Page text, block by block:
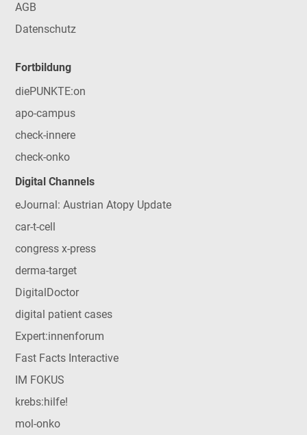
AGB
Datenschutz
Fortbildung
diePUNKTE:on
apo-campus
check-innere
check-onko
Digital Channels
eJournal: Austrian Atopy Update
car-t-cell
congress x-press
derma-target
DigitalDoctor
digital patient cases
Expert:innenforum
Fast Facts Interactive
IM FOKUS
krebs:hilfe!
mol-onko